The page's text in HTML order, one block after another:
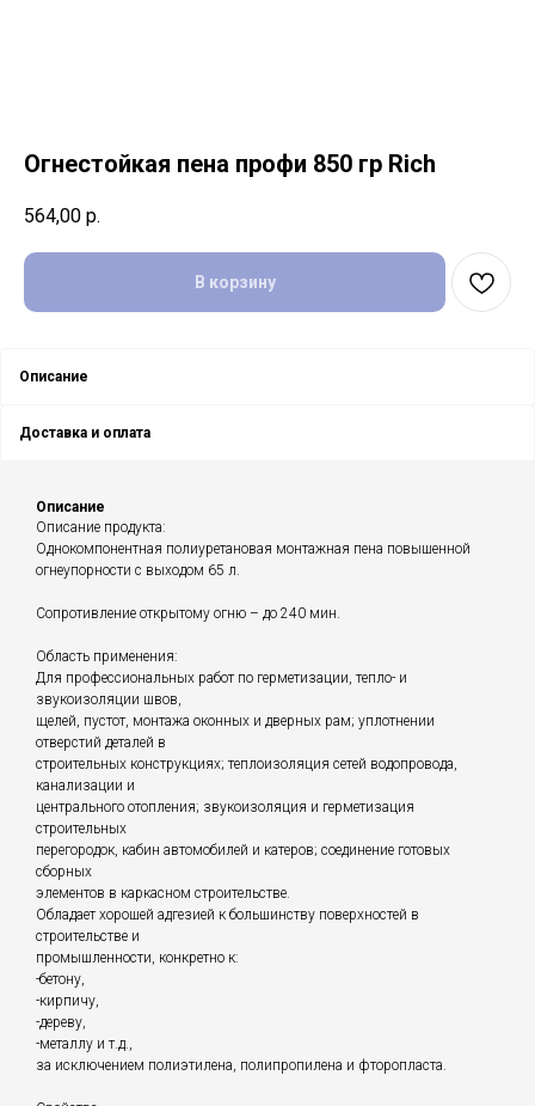
Огнестойкая пена профи 850 гр Rich
564,00 р.
В корзину
Описание
Доставка и оплата
Описание
Описание продукта:
Однокомпонентная полиуретановая монтажная пена повышенной
огнеупорности с выходом 65 л.
Сопротивление открытому огню – до 240 мин.
Область применения:
Для профессиональных работ по герметизации, тепло- и
звукоизоляции швов,
щелей, пустот, монтажа оконных и дверных рам; уплотнении
отверстий деталей в
строительных конструкциях; теплоизоляция сетей водопровода,
канализации и
центрального отопления; звукоизоляция и герметизация
строительных
перегородок, кабин автомобилей и катеров; соединение готовых
сборных
элементов в каркасном строительстве.
Обладает хорошей адгезией к большинству поверхностей в
строительстве и
промышленности, конкретно к:
-бетону,
-кирпичу,
-дереву,
-металлу и т.д.,
за исключением полиэтилена, полипропилена и фторопласта.